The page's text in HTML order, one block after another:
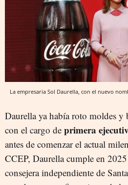
La empresaria Sol Daurella, con el nuevo
Daurella ya había roto moldes y
con el cargo de primera
antes de comenzar el actual
CCEP, Daurella cumple en
consejera independiente de